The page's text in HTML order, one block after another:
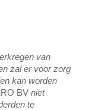
van
zal er voor zorg
kan worden
BVniet
te